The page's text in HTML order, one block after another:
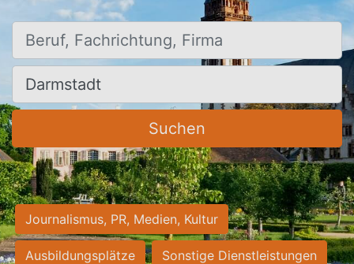
Beruf, Fachrichtung, Firma
Ort, Stadt
Suchen
Journalismus, PR, Medien, Kultur
Ausbildungsplätze Sonstige Dienstleistungen